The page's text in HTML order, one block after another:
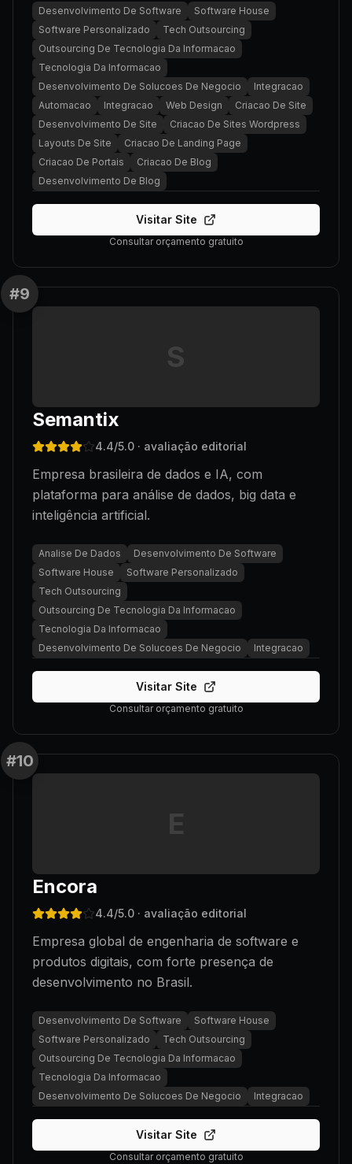
Desenvolvimento De Software
Software House
Software Personalizado
Tech Outsourcing
Outsourcing De Tecnologia Da Informacao
Tecnologia Da Informacao
Desenvolvimento De Solucoes De Negocio
Integracao
Automacao
Integracao Web Design
Criacao De Site
Desenvolvimento De Site
Criacao De Sites Wordpress
Layouts De Site
Criacao De Landing Page
Criacao De Portais
Criacao De Blog
Desenvolvimento De Blog
Visitar Site
Consultar orçamento gratuito
#9
S
Semantix
4.4/5.0 · avaliação editorial
Empresa brasileira de dados e IA, com
plataforma para análise de dados, big data e
inteligência artificial.
Analise De Dados
Desenvolvimento De Software
Software House
Software Personalizado
Tech Outsourcing
Outsourcing De Tecnologia Da Informacao
Tecnologia Da Informacao
Desenvolvimento De Solucoes De Negocio
Integracao
Visitar Site
Consultar orçamento gratuito
#10
E
Encora
4.4/5.0 · avaliação editorial
Empresa global de engenharia de software e
produtos digitais, com forte presença de
desenvolvimento no Brasil.
Desenvolvimento De Software
Software House
Software Personalizado
Tech Outsourcing
Outsourcing De Tecnologia Da Informacao
Tecnologia Da Informacao
Desenvolvimento De Solucoes De Negocio
Integracao
Visitar Site
Consultar orçamento gratuito